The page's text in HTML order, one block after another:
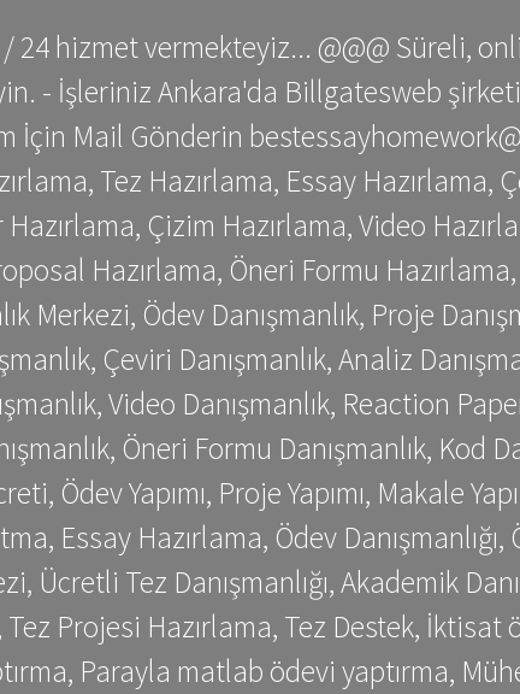
24 hizmet vermekteyiz... @@@ Süreli,
- İşleriniz Ankara'da Billgatesweb
İçin Mail Gönderin
Tez Hazırlama, Essay Hazırlama,
Çizim Hazırlama, Video
Hazırlama, Öneri Formu
Merkezi, Ödev Danışmanlık, Proje
Çeviri Danışmanlık, Analiz
Video Danışmanlık, Reaction
Öneri Formu Danışmanlık, Kod
Ödev Yapımı, Proje Yapımı, Makale
Essay Hazırlama, Ödev Danışmanlığı,
Ücretli Tez Danışmanlığı, Akademik
Projesi Hazırlama, Tez Destek, İktisat
Parayla matlab ödevi yaptırma,